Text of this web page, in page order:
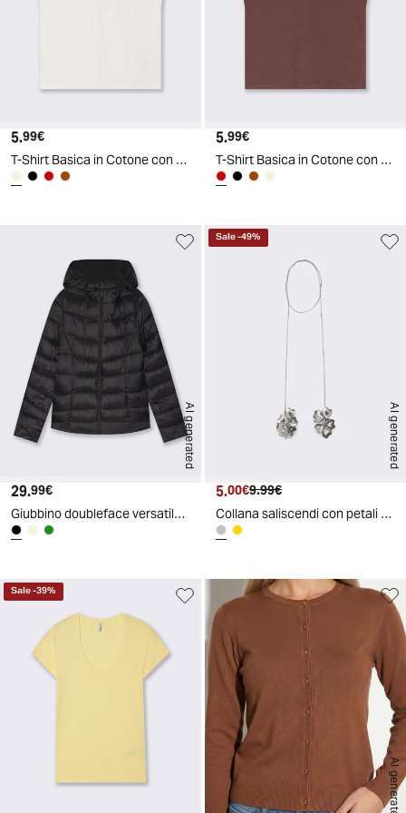
Prezzo attuale
5.99€
T-Shirt Basica in Cotone con Scollo a V - Avorio
Prezzo attuale
5.99€
T-Shirt Basica in Cotone con Scollo a V - Rosso amarena
AI generated
Prezzo attuale
29.99€
Giubbino doubleface versatile e moderno - Nero
AI generated
Sale-49%
Prezzo attuale
5.00€ Prezzo originale
9.99€
Collana saliscendi con petali eleganti - Argento
Sale-39%
AI generated